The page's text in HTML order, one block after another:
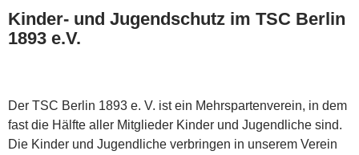
Kinder- und Jugendschutz im TSC Berlin
1893 e.V.
Der TSC Berlin 1893 e. V. ist ein Mehrspartenverein, in dem
fast die Hälfte aller Mitglieder Kinder und Jugendliche sind.
Die Kinder und Jugendliche verbringen in unserem Verein